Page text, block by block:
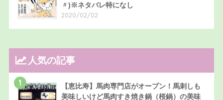
〃)※ネタバレ特になし
2020/02/02
人気の記事
1
【恵比寿】馬肉専門店がオープン！馬刺しも
美味しいけど馬肉すき焼き鍋（桜鍋）の美味